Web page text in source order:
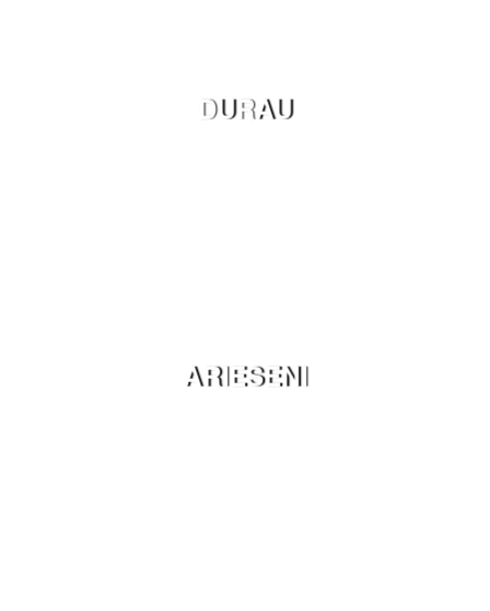
DURAU
ARIESENI